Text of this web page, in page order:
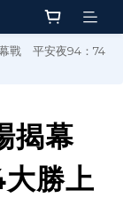
戰 平安夜94：74
揭幕
勝上